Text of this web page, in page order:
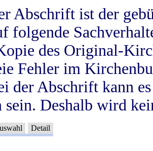
Abschrift ist der
folgende
des Original-
Fehler im
der Abschrift kann
sein. Deshalb wird
Detail